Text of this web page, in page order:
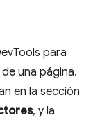
para
una página.
en la sección
, y la